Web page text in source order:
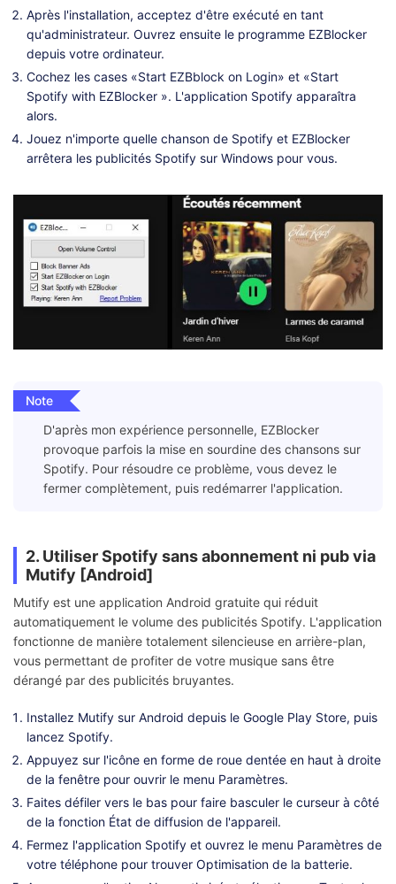
Après l'installation, acceptez d'être exécuté en tant
qu'administrateur. Ouvrez ensuite le programme EZBlocker
depuis votre ordinateur.
Cochez les cases «Start EZBblock on Login» et «Start
Spotify with EZBlocker ». L'application Spotify apparaîtra
alors.
Jouez n'importe quelle chanson de Spotify et EZBlocker
arrêtera les publicités Spotify sur Windows pour vous.
Note
D'après mon expérience personnelle, EZBlocker
provoque parfois la mise en sourdine des chansons sur
Spotify. Pour résoudre ce problème, vous devez le
fermer complètement, puis redémarrer l'application.
2. Utiliser Spotify sans abonnement ni pub via
Mutify [Android]
Mutify est une application Android gratuite qui réduit
automatiquement le volume des publicités Spotify. L'application
fonctionne de manière totalement silencieuse en arrière-plan,
vous permettant de profiter de votre musique sans être
dérangé par des publicités bruyantes.
Installez Mutify sur Android depuis le Google Play Store, puis
lancez Spotify.
Appuyez sur l'icône en forme de roue dentée en haut à droite
de la fenêtre pour ouvrir le menu Paramètres.
Faites défiler vers le bas pour faire basculer le curseur à côté
de la fonction État de diffusion de l'appareil.
Fermez l'application Spotify et ouvrez le menu Paramètres de
votre téléphone pour trouver Optimisation de la batterie.